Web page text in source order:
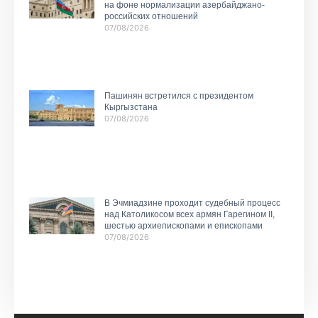
на фоне нормализации азербайджано-
российских отношений
07/08/2026
Пашинян встретился с президентом
Кыргызстана
07/08/2026
В Эчмиадзине проходит судебный процесс
над Католикосом всех армян Гарегином II,
шестью архиепископами и епископами
07/08/2026